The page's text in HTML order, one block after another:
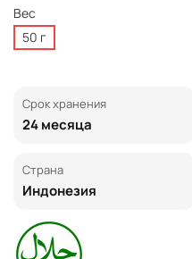
Вес
50 г
Срок хранения
24 месяца
Страна
Индонезия